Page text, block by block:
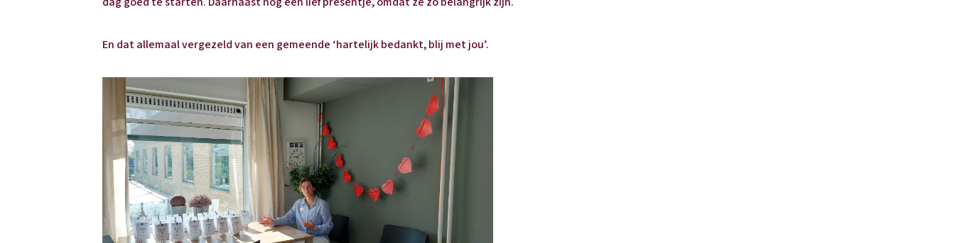
En dat allemaal vergezeld van een gemeende ‘hartelijk bedankt, blij met jou’.